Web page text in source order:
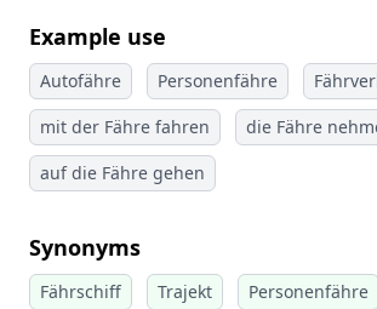
Example use
Autofähre Personenfähre
mit der Fähre fahren
die Fähre
auf die Fähre gehen
Synonyms
Fährschiff Trajekt Personenfähre